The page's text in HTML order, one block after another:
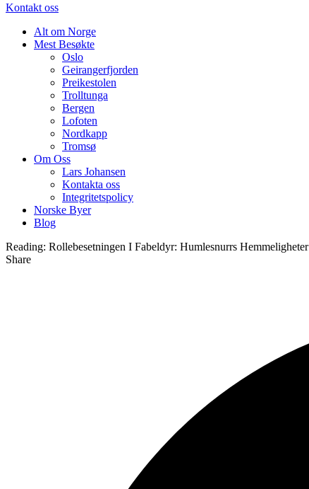
Kontakt oss
Alt om Norge
Mest Besøkte
Oslo
Geirangerfjorden
Preikestolen
Trolltunga
Bergen
Lofoten
Nordkapp
Tromsø
Om Oss
Lars Johansen
Kontakta oss
Integritetspolicy
Norske Byer
Blog
Reading: Rollebesetningen I Fabeldyr: Humlesnurrs Hemmeligheter
Share